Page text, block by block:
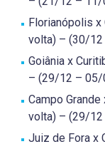
Florianópolis x
volta) – (30/
Goiânia x
– (29/12 – 05/
Campo
volta) – (29/
Juiz de Fora x